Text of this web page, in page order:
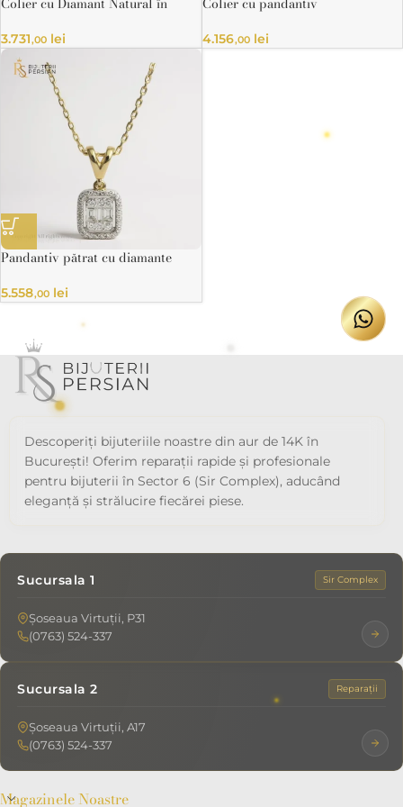
Alb 14K – Certificat HRD
3.731,00 lei
14K cu diamante naturale
4.156,00lei
Pandantiv pătrat cu diamante
5.558,00 lei
Descoperiți bijuteriile noastre din aur de 14K în
București! Oferim reparații rapide și profesionale
pentru bijuterii în Sector 6 (Sir Complex), aducând
eleganță și strălucire fiecărei piese.
Sucursala 1 Sir Complex
Șoseaua Virtuții, P31
(0763) 524-337
Sucursala 2 Reparații
Șoseaua Virtuții, A17
(0763) 524-337
Magazinele Noastre